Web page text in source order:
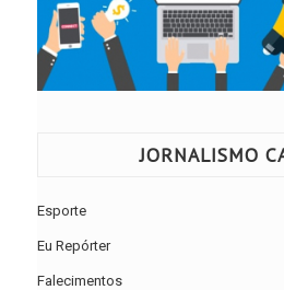
JORNALISMO
Esporte
Eu Repórter
Falecimentos